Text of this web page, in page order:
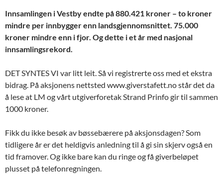
Innsamlingen i Vestby endte på 880.421 kroner – to kroner
mindre per innbygger enn landsgjennomsnittet. 75.000
kroner mindre enn i fjor. Og dette i et år med nasjonal
innsamlingsrekord.
DET SYNTES VI var litt leit. Så vi registrerte oss med et ekstra
bidrag. På aksjonens nettsted www.giverstafett.no står det da
å lese at LM og vårt utgiverforetak Strand Prinfo gir til sammen
1000 kroner.
Fikk du ikke besøk av bøssebærere på aksjonsdagen? Som
tidligere år er det heldigvis anledning til å gi sin skjerv også en
tid framover. Og ikke bare kan du ringe og få giverbeløpet
plusset på telefonregningen.